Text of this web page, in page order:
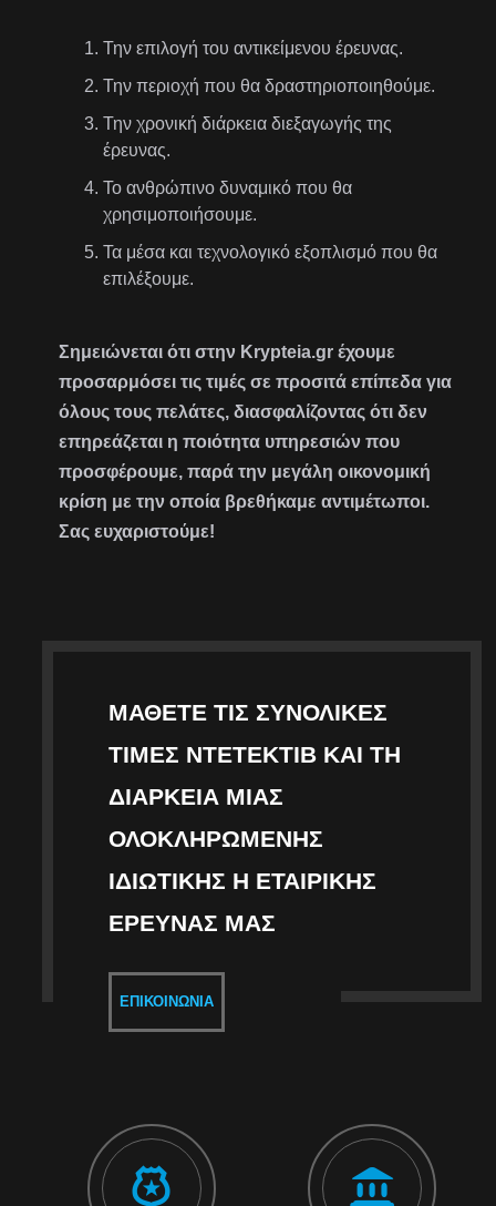
Την επιλογή του αντικείμενου έρευνας.
Την περιοχή που θα δραστηριοποιηθούμε.
Την χρονική διάρκεια διεξαγωγής της
έρευνας.
Το ανθρώπινο δυναμικό που θα
χρησιμοποιήσουμε.
Τα μέσα και τεχνολογικό εξοπλισμό που θα
επιλέξουμε.
Σημειώνεται ότι στην Krypteia.gr έχουμε
προσαρμόσει τις τιμές σε προσιτά επίπεδα για
όλους τους πελάτες, διασφαλίζοντας ότι δεν
επηρεάζεται η ποιότητα υπηρεσιών που
προσφέρουμε, παρά την μεγάλη οικονομική
κρίση με την οποία βρεθήκαμε αντιμέτωποι.
Σας ευχαριστούμε!
ΜΆΘΕΤΕ ΤΙΣ ΣΥΝΟΛΙΚΈΣ
ΤΙΜΈΣ ΝΤΕΤΈΚΤΙΒ ΚΑΙ ΤΗ
ΔΙΆΡΚΕΙΑ ΜΙΑΣ
ΟΛΟΚΛΗΡΩΜΈΝΗΣ
ΙΔΙΩΤΙΚΉΣ Η ΕΤΑΙΡΙΚΉΣ
ΈΡΕΥΝΑΣ ΜΑΣ
ΕΠΙΚΟΙΝΩΝΊΑ